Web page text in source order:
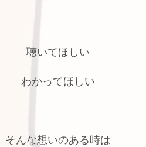
聴いてほしい
わかってほしい
そんな想いのある時は